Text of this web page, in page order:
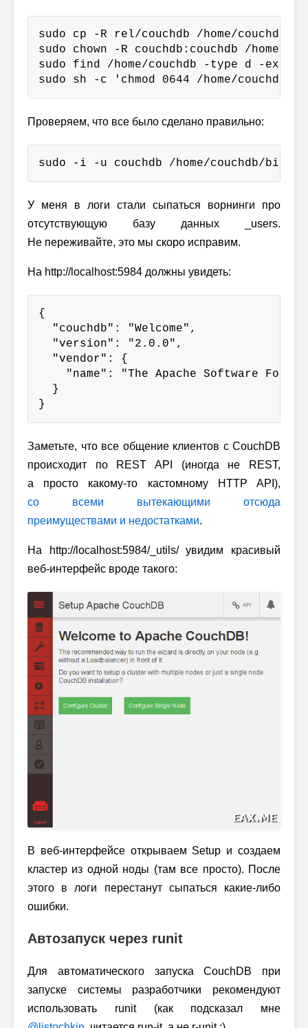
sudo cp -R rel/couchdb /home/couchdb
sudo chown -R couchdb:couchdb /home/
sudo find /home/couchdb -type d -exec
sudo sh -c 'chmod 0644 /home/couchdb/
Проверяем, что все было сделано правильно:
sudo -i -u couchdb /home/couchdb/bin/
У меня в логи стали сыпаться ворнинги про
отсутствующую базу данных _users.
Не переживайте, это мы скоро исправим.
На http://localhost:5984 должны увидеть:
{
  "couchdb": "Welcome",
  "version": "2.0.0",
  "vendor": {
"name": "The Apache Software
  }
}
Заметьте, что все общение клиентов с CouchDB
происходит по REST API (иногда не REST,
а просто какому-то кастомному HTTP API),
со всеми вытекающими отсюда
преимуществами и недостатками.
На http://localhost:5984/_utils/ увидим красивый
веб-интерфейс вроде такого:
В веб-интерфейсе открываем Setup и создаем
кластер из одной ноды (там все просто). После
этого в логи перестанут сыпаться какие-либо
ошибки.
Автозапуск через runit
Для автоматического запуска CouchDB при
запуске системы разработчики рекомендуют
использовать runit (как подсказал мне